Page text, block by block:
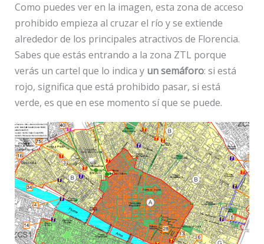
Como puedes ver en la imagen, esta zona de acceso
prohibido empieza al cruzar el río y se extiende
alrededor de los principales atractivos de Florencia.
Sabes que estás entrando a la zona ZTL porque
verás un cartel que lo indica y un semáforo: si está
rojo, significa que está prohibido pasar, si está
verde, es que en ese momento sí que se puede.